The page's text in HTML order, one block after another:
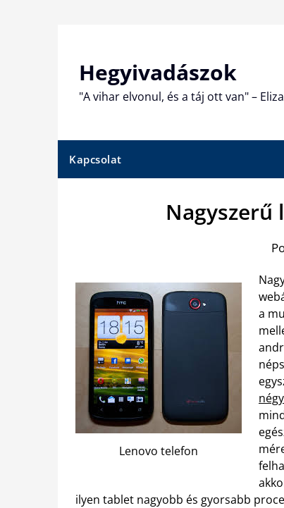
Hegyivadászok
"A vihar elvonul, és a táj ott van" –
Kapcsolat
Nagyszerű
Lenovo telefon
a
ilyen tablet nagyobb és gyorsabb